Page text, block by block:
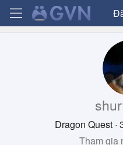
Dragon Quest ·
Tham gia